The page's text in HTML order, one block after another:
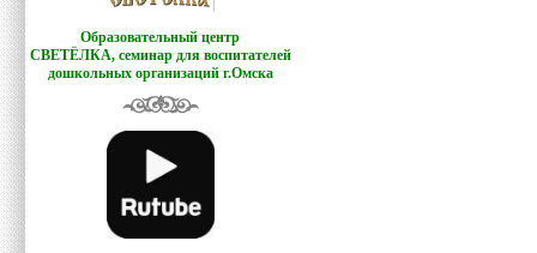
Образовательный центр
СВЕТЁЛКА, семинар для воспитателей
дошкольных организаций г.Омска